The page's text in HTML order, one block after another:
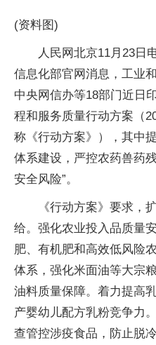
(资料图)
人民网北京11月23日
信息化部官网消息，工业
中央网信办等18部门近日
程和服务质量行动方案（
称《行动方案》），其中
体系建设，严控农药兽药
安全风险”。
《行动方案》要求，
给。强化农业投入品质量
肥、有机肥和高效低风险
体系，强化米面油等大宗
油料质量保障。着力提高
产婴幼儿配方乳粉竞争力
查管控涉疫食品，防止脱